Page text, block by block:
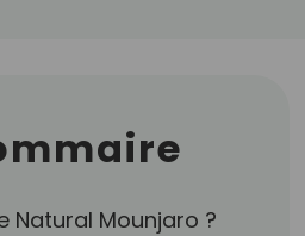
Natural Mounjaro ?